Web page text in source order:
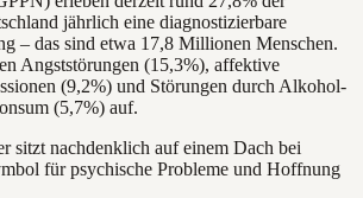
jährlich eine diagnostizierbare
– das sind etwa 17,8 Millionen Menschen.
Angststörungen (15,3%), affektive
(9,2%) und Störungen durch Alkohol-
(5,7%) auf.